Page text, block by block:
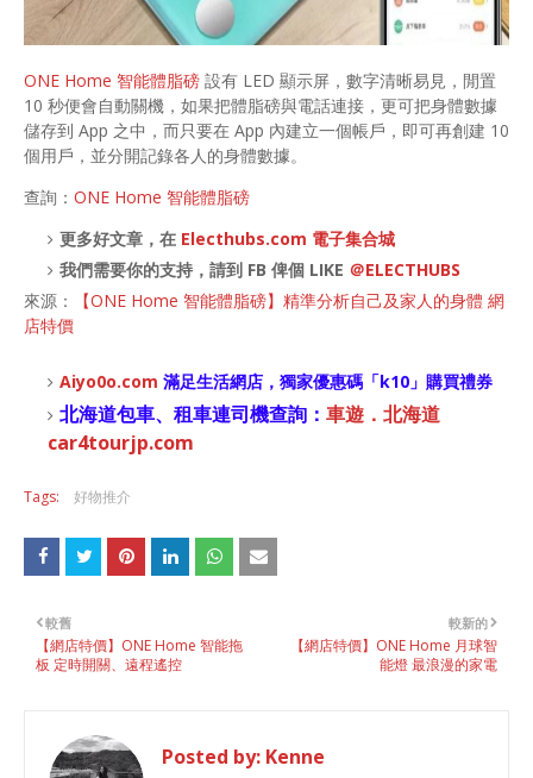
ONE Home 智能體脂磅 設有 LED 顯示屏，數字清晰易見，閒置
10 秒便會自動關機，如果把體脂磅與電話連接，更可把身體數據
儲存到 App 之中，而只要在 App 內建立一個帳戶，即可再創建 10
個用戶，並分開記錄各人的身體數據。
查詢： ONE Home 智能體脂磅
更多好文章，在 Electhubs.com 電子集合城
我們需要你的支持，請到 FB 俾個 LIKE ＠ELECTHUBS
來源：
【ONE Home 智能體脂磅】精準分析自己及家人的身體 網
店特價
Aiyo0o.com 滿足生活網店， 獨家優惠碼「k10 」購買禮券
北海道包車、租車連司機查詢： 車遊．北海道
car4tourjp.com
Tags: 好物推介
較新的
【網店特價】ONE Home 月球智
能燈 最浪漫的家電
較舊
【網店特價】ONE Home 智能拖
板 定時開關、遠程遙控
Posted by: Kenne